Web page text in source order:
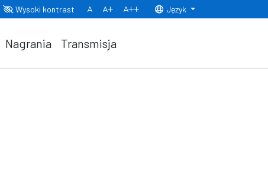
Wysoki kontrast
Normalny rozmiar czcionki
Rozmiar czcionki 150% Rozmiar czcionki 200%
Język
Nagrania Transmisja